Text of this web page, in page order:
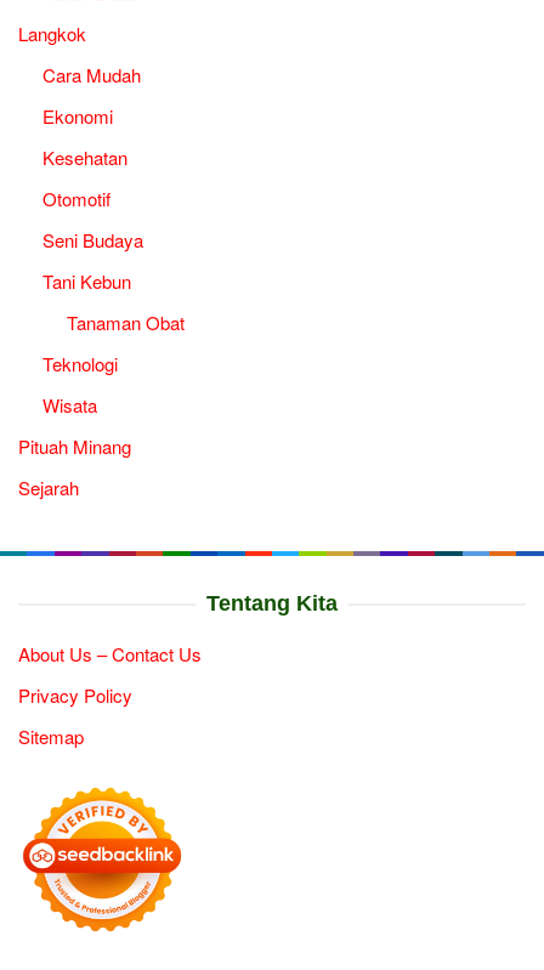
Langkok
Cara Mudah
Ekonomi
Kesehatan
Otomotif
Seni Budaya
Tani Kebun
Tanaman Obat
Teknologi
Wisata
Pituah Minang
Sejarah
Tentang Kita
About Us – Contact Us
Privacy Policy
Sitemap